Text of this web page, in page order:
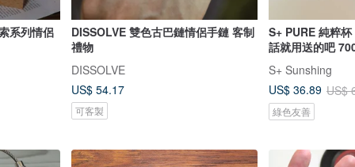
系列情侶
DISSOLVE 雙色古巴鏈情侶手鏈 客制
禮物
DISSOLVE
US$ 54.17
可客製
S+ PURE 純粹
話就用送的吧
S+ Sunshing
US$ 36.89 US$
綠色友善